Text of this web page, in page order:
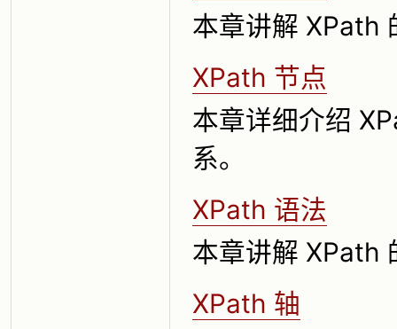
本章讲解 XPath
XPath 节点
本章详细介绍
系。
XPath 语法
本章讲解 XPath
XPath 轴